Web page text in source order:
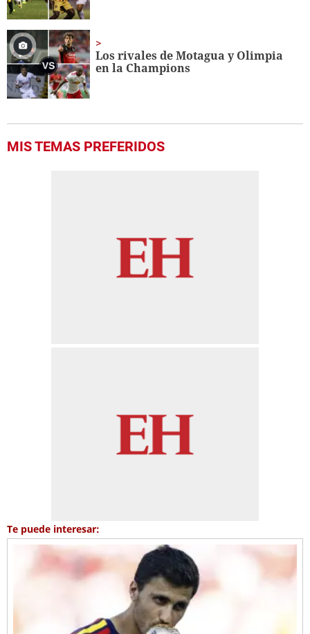
Los rivales de Motagua y Olimpia
en la Champions
MIS TEMAS PREFERIDOS
Te puede interesar: